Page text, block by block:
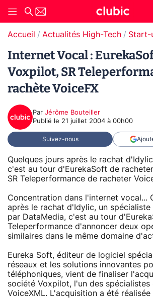
Accueil Actualités High-Tech Start-
Internet Vocal :
Voxpilot, SR
rachète VoiceFX
Par Jérôme Bouteiller
Publié le 21 juillet 2004 à 00h00
Suivez-nous
Quelques jours après le rachat
c'est au tour d'EurekaSoft de
SR Teleperformance de racheter
Concentration dans l'internet vocal...
après le rachat d'Idylic, un spécialiste
par DataMedia, c'est au tour
Teleperformance d'annoncer deux
similaires dans le même domaine
Eureka Soft, éditeur de logiciel
réseaux et les solutions innovantes
téléphoniques, vient de finaliser
société Voxpilot, l'un des spécialistes
VoiceXML. L'acquisition a été